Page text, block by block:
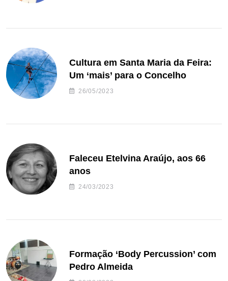
Cultura em Santa Maria da Feira:
Um ‘mais’ para o Concelho
26/05/2023
Faleceu Etelvina Araújo, aos 66
anos
24/03/2023
Formação ‘Body Percussion’ com
Pedro Almeida